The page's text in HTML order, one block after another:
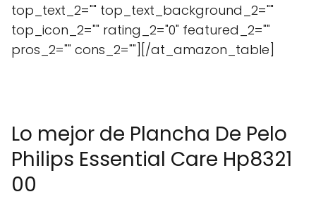
top_text_2="" top_text_background_2=""
top_icon_2="" rating_2="0" featured_2=""
pros_2="" cons_2=""][/at_amazon_table]
Lo mejor de Plancha De Pelo
Philips Essential Care Hp8321
00